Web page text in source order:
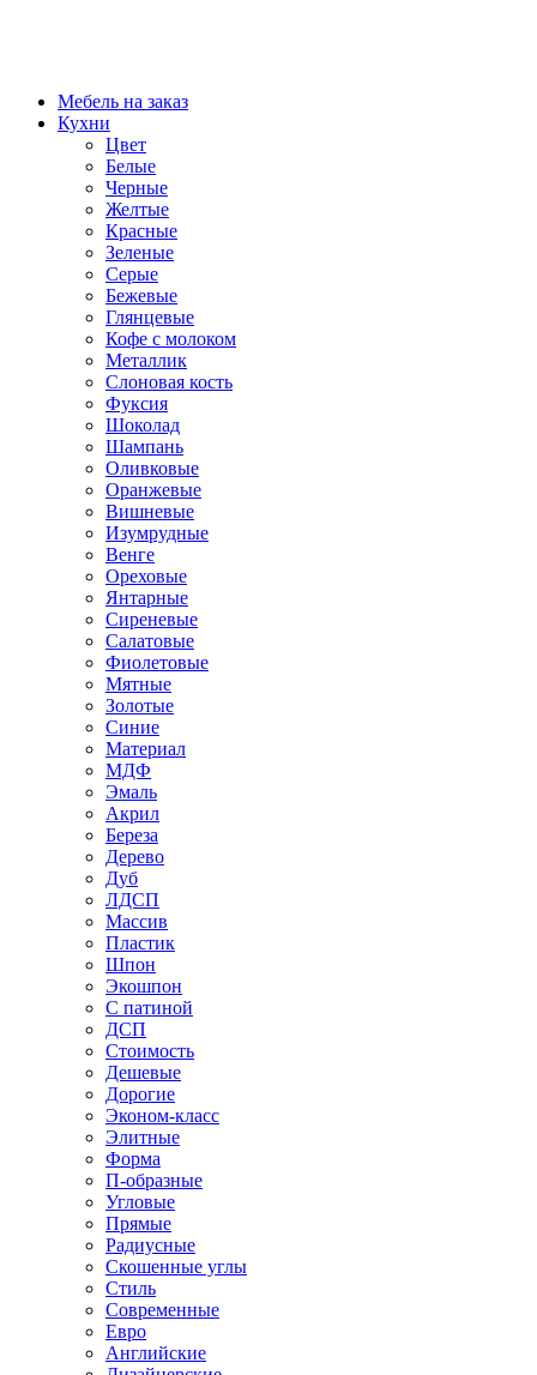
Мебель на заказ
Кухни
Цвет
Белые
Черные
Желтые
Красные
Зеленые
Серые
Бежевые
Глянцевые
Кофе с молоком
Металлик
Слоновая кость
Фуксия
Шоколад
Шампань
Оливковые
Оранжевые
Вишневые
Изумрудные
Венге
Ореховые
Янтарные
Сиреневые
Салатовые
Фиолетовые
Мятные
Золотые
Синие
Материал
МДФ
Эмаль
Акрил
Береза
Дерево
Дуб
ЛДСП
Массив
Пластик
Шпон
Экошпон
С патиной
ДСП
Стоимость
Дешевые
Дорогие
Эконом-класс
Элитные
Форма
П-образные
Угловые
Прямые
Радиусные
Скошенные углы
Стиль
Современные
Евро
Английские